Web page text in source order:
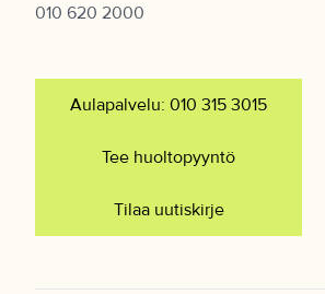
010 620 2000
Aulapalvelu: 010 315 3015
Tee huoltopyyntö
Tilaa uutiskirje